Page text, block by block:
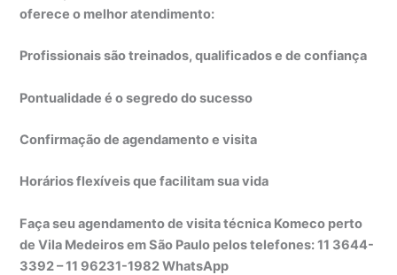
oferece o melhor atendimento:
Profissionais são treinados, qualificados e de confiança
Pontualidade é o segredo do sucesso
Confirmação de agendamento e visita
Horários flexíveis que facilitam sua vida
Faça seu agendamento de visita técnica Komeco perto
de Vila Medeiros em São Paulo pelos telefones: 11 3644-
3392 – 11 96231-1982 WhatsApp